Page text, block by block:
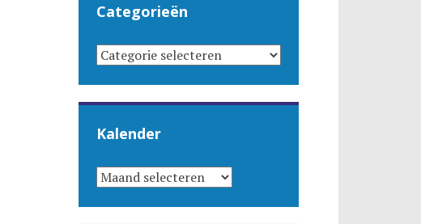
Categorieën
CATEGORIEËN
Kalender
KALENDER